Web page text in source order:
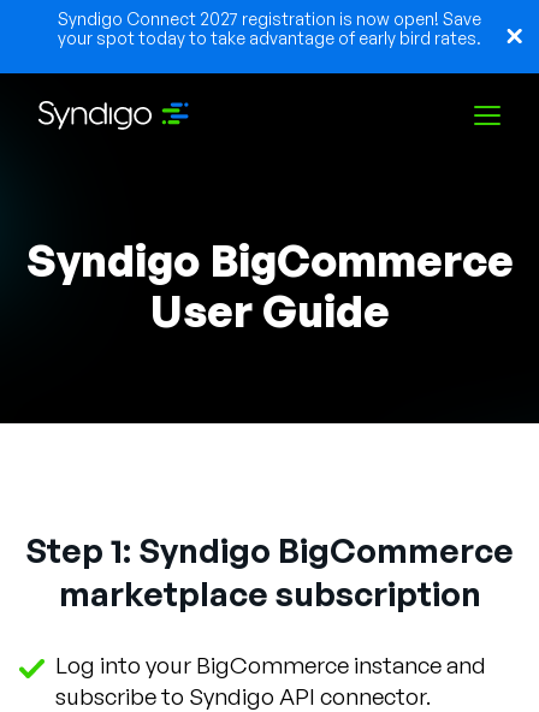
Syndigo Connect 2027 registration is now open! Save
your spot today to take advantage of early bird rates.
Indústrias
Empresa
Fale com a equipe de vendas
English
Français
Syndigo BigCommerce
User Guide
Step 1: Syndigo BigCommerce
marketplace subscription
Log into your BigCommerce instance and
subscribe to Syndigo API connector.